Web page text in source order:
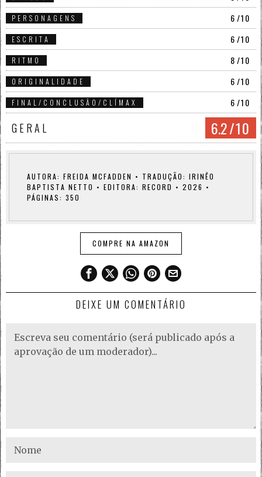
PERSONAGENS 6/10
ESCRITA 6/10
RITMO 8/10
ORIGINALIDADE 6/10
FINAL/CONCLUSÃO/CLÍMAX 6/10
GERAL 6.2/10
AUTORA: FREIDA MCFADDEN • TRADUÇÃO: IRINÊO
BAPTISTA NETTO • EDITORA: RECORD • 2026 •
PÁGINAS: 350
COMPRE NA AMAZON
DEIXE UM COMENTÁRIO